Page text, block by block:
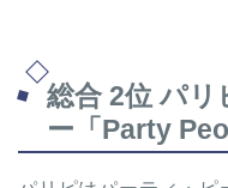
総合 2位 パ
ー「Party